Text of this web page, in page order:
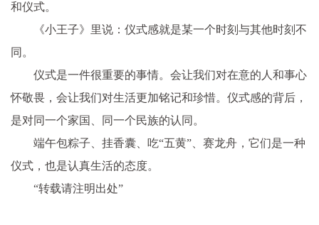
和仪式。
《小王子》里说：仪式感就是某一个时刻与其他时刻不
同。
仪式是一件很重要的事情。会让我们对在意的人和事心
怀敬畏，会让我们对生活更加铭记和珍惜。仪式感的背后，
是对同一个家国、同一个民族的认同。
端午包粽子、挂香囊、吃“五黄”、赛龙舟，它们是一种
仪式，也是认真生活的态度。
“转载请注明出处”